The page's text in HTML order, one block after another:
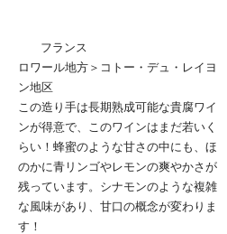
フランス
ロワール地方＞コトー・デュ・レイヨ
ン地区
この造り手は長期熟成可能な貴腐ワイ
ンが得意で、このワインはまだ若いく
らい！蜂蜜のような甘さの中にも、ほ
のかに青リンゴやレモンの爽やかさが
残っています。シナモンのような複雑
な風味があり、甘口の概念が変わりま
す！